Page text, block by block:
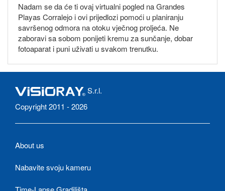
Nadam se da će ti ovaj virtualni pogled na Grandes
Playas Corralejo i ovi prijedlozi pomoći u planiranju
savršenog odmora na otoku vječnog proljeća. Ne
zaboravi sa sobom ponijeti kremu za sunčanje, dobar
fotoaparat i puni uživati u svakom trenutku.
S.r.l.
Copyright 2011 - 2026
About us
Nabavite svoju kameru